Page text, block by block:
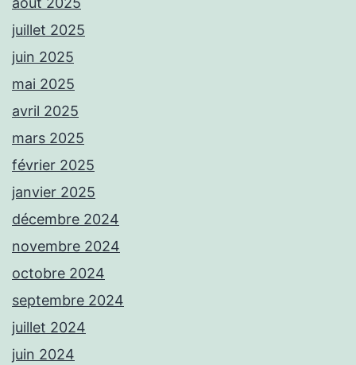
juillet 2025
juin 2025
mai 2025
avril 2025
mars 2025
février 2025
janvier 2025
décembre 2024
novembre 2024
octobre 2024
septembre 2024
juillet 2024
juin 2024